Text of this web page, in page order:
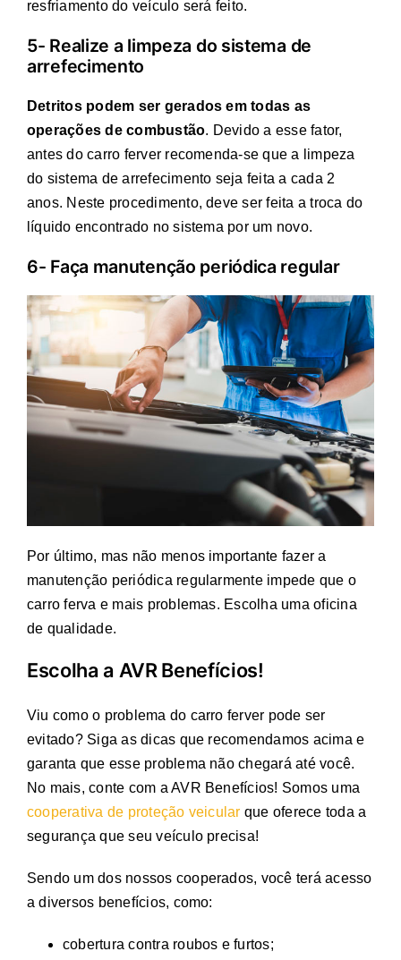
resfriamento do veículo será feito.
5- Realize a limpeza do sistema de
arrefecimento
Detritos podem ser gerados em todas as
operações de combustão. Devido a esse fator,
antes do carro ferver recomenda-se que a limpeza
do sistema de arrefecimento seja feita a cada 2
anos. Neste procedimento, deve ser feita a troca do
líquido encontrado no sistema por um novo.
6- Faça manutenção periódica regular
Por último, mas não menos importante fazer a
manutenção periódica regularmente impede que o
carro ferva e mais problemas. Escolha uma oficina
de qualidade.
Escolha a AVR Benefícios!
Viu como o problema do carro ferver pode ser
evitado? Siga as dicas que recomendamos acima e
garanta que esse problema não chegará até você.
No mais, conte com a AVR Benefícios! Somos uma
cooperativa de proteção veicular que oferece toda a
segurança que seu veículo precisa!
Sendo um dos nossos cooperados, você terá acesso
a diversos benefícios, como:
cobertura contra roubos e furtos;